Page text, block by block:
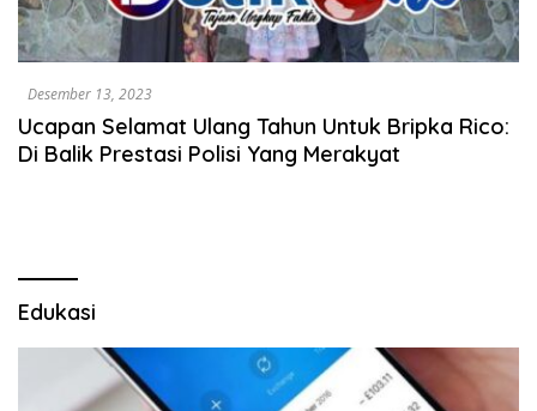
Desember 13, 2023
Ucapan Selamat Ulang Tahun Untuk Bripka Rico:
Di Balik Prestasi Polisi Yang Merakyat
Edukasi